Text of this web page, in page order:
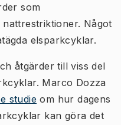
som
Något
elsparkcyklar.
åtgärder till viss del
Marco Dozza
studie om hur dagens
kan göra det